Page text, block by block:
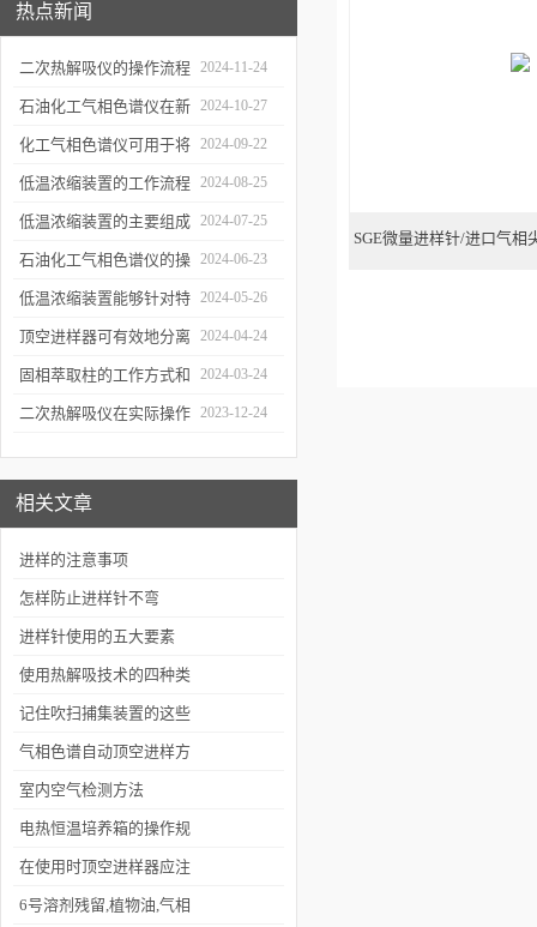
热点新闻
二次热解吸仪的操作流程
和使用注意事项
2024-11-24
石油化工气相色谱仪在新
材料、新产品的研发中的
应用
2024-10-27
化工气相色谱仪可用于将
样品引入色谱柱并推动分
离过程
2024-09-22
低温浓缩装置的工作流程
及使用注意事项
2024-08-25
低温浓缩装置的主要组成
部分及具体工作流程分析
2024-07-25
石油化工气相色谱仪的操
作要点详细分析
2024-06-23
低温浓缩装置能够针对特
定的目标组分进行有效浓
缩
2024-05-26
顶空进样器可有效地分离
和富集样品中的挥发性成
分
2024-04-24
固相萃取柱的工作方式和
应用场景
2024-03-24
二次热解吸仪在实际操作 2023-12-24
相关文章
进样的注意事项
怎样防止进样针不弯
进样针使用的五大要素
使用热解吸技术的四种类
型
记住吹扫捕集装置的这些
使用须知，运用起来能轻
松很多
气相色谱自动顶空进样方
法的优势
室内空气检测方法
电热恒温培养箱的操作规
程
在使用时顶空进样器应注
意哪些事项？
6号溶剂残留,植物油,气相
SGE微量进样针/进口气相